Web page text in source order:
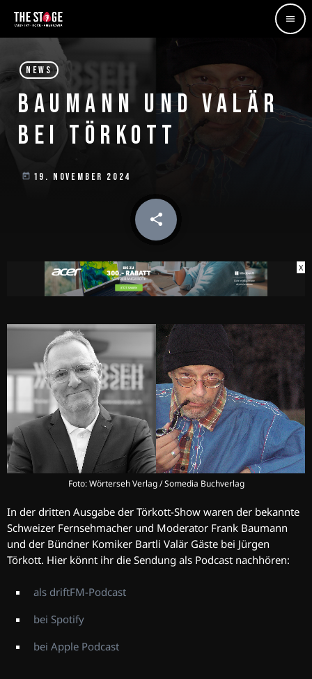
menu
NEWS
BAUMANN UND VALÄR
BEI TÖRKOTT
today 19. NOVEMBER 2024
share
email
X
Foto: Wörterseh Verlag / Somedia Buchverlag
In der dritten Ausgabe der Törkott-Show waren der bekannte
Schweizer Fernsehmacher und Moderator Frank Baumann
und der Bündner Komiker Bartli Valär Gäste bei Jürgen
Törkott. Hier könnt ihr die Sendung als Podcast nachhören:
als driftFM-Podcast
bei Spotify
bei Apple Podcast